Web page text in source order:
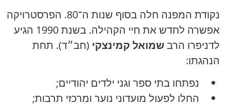
נקודת המפנה חלה בסוף שנות ה־80. הפרסטרויקה
אפשרה לחדש את חיי הקהילה. בשנת 1990 הגיע
לדניפרו הרבשמואל קמינצקי (חב״ד). תחת
הנהגתו:
נפתחו בתי ספר וגני ילדים יהודיים;
החלו לפעול מועדוני נוער ומרכזי תרבות;